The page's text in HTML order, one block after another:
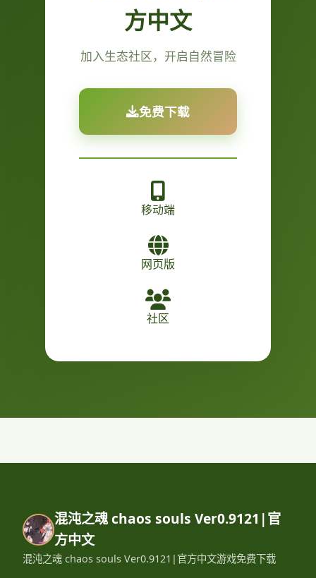
方中文
加入生态社区，开启自然冒险
免费下载
移动端
网页版
社区
混沌之魂 chaos souls Ver0.9121|官
方中文
混沌之魂 chaos souls Ver0.9121|官方中文游戏免费下载